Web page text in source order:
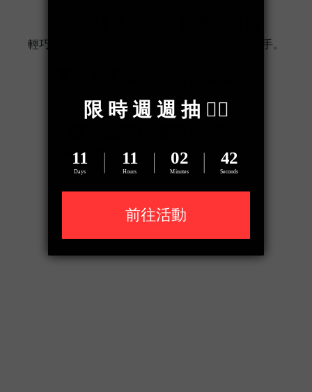
輕巧不厚重，手持使用舒適自在，日常攜帶更順手。
選用特殊金屬材質，耐用且不易生鏽
各類手機殼高度兼容，穩固牢靠不脫落
(顏色/款式隨機出貨，恕不挑色/不挑款)
了解更多